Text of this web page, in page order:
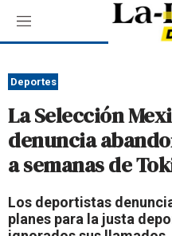
M
e
ú
Deportes
La Selección
denuncia
a semanas de
Los deportistas
planes para la justa